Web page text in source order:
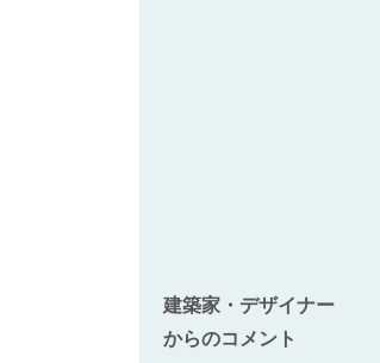
建築家・デザイナー
からのコメント